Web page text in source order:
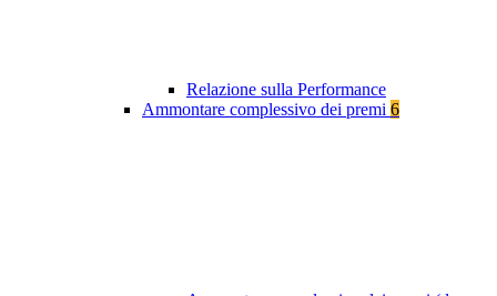
Relazione sulla Performance
Ammontare complessivo dei premi 6